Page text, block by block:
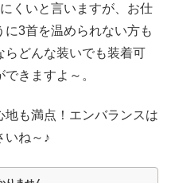
くいと言いますが、お仕
3首を温められない方も
らどんな装いでも装着可
きますよ～。
も満点！エンバランスは
いね～♪